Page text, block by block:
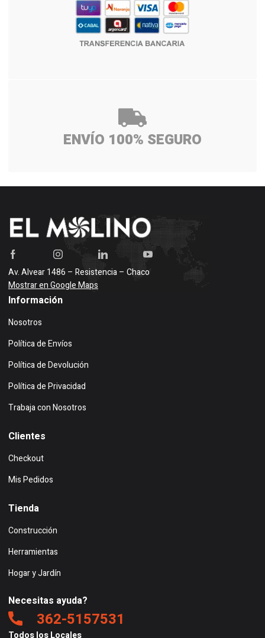
ENVÍO 100% SEGURO
Av. Alvear 1486 – Resistencia – Chaco
Mostrar en Google Maps
Información
Nosotros
Política de Envíos
Política de Devolución
Política de Privacidad
Trabaja con Nosotros
Clientes
Checkout
Mis Pedidos
Tienda
Construcción
Herramientas
Hogar y Jardín
Necesitas ayuda?
362-5157531
Todos los Locales